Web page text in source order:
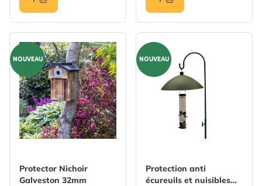
NOUVEAU
Protector Nichoir
Galveston 32mm
NOUVEAU
Protection anti
écureuils et nuisibles